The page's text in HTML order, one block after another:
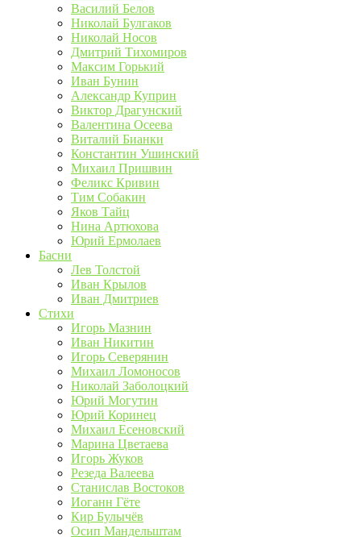
Василий Белов
Николай Булгаков
Николай Носов
Дмитрий Тихомиров
Максим Горький
Иван Бунин
Александр Куприн
Виктор Драгунский
Валентина Осеева
Виталий Бианки
Константин Ушинский
Михаил Пришвин
Феликс Кривин
Тим Собакин
Яков Тайц
Нина Артюхова
Юрий Ермолаев
Басни
Лев Толстой
Иван Крылов
Иван Дмитриев
Стихи
Игорь Мазнин
Иван Никитин
Игорь Северянин
Михаил Ломоносов
Николай Заболоцкий
Юрий Могутин
Юрий Коринец
Михаил Есеновский
Марина Цветаева
Игорь Жуков
Резеда Валеева
Станислав Востоков
Иоганн Гёте
Кир Булычёв
Осип Мандельштам